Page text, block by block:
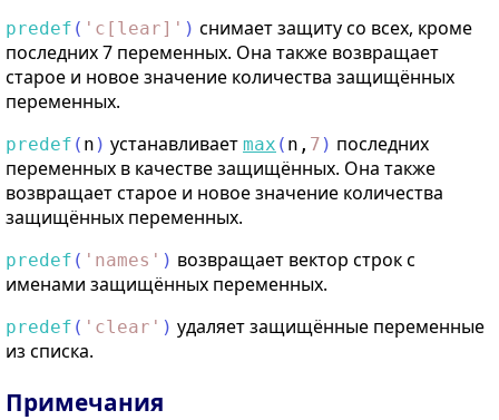
predef ( ' c[lear] ' ) снимает защиту со всех, кроме
последних 7 переменных. Она также возвращает
старое и новое значение количества защищённых
переменных.
predef ( n ) устанавливает max ( n , 7 ) последних
переменных в качестве защищённых. Она также
возвращает старое и новое значение количества
защищённых переменных.
predef ( ' names ' ) возвращает вектор строк с
именами защищённых переменных.
predef ( ' clear ' ) удаляет защищённые переменные
из списка.
Примечания